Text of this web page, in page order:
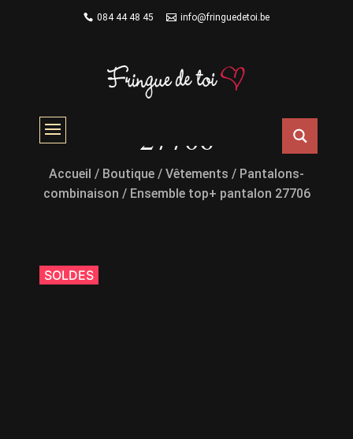
084 44 48 45 info@fringuedetoi.be
Ensemble top+ pantalon
27706
Accueil / Boutique / Vêtements / Pantalons-
combinaison / Ensemble top+ pantalon 27706
SOLDES